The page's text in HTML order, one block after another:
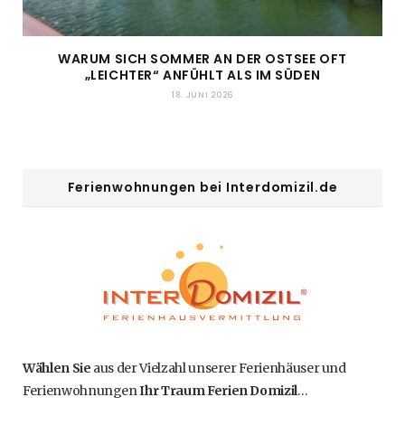
WARUM SICH SOMMER AN DER OSTSEE OFT
„LEICHTER“ ANFÜHLT ALS IM SÜDEN
18. JUNI 2026
Ferienwohnungen bei Interdomizil.de
Wählen Sie aus der Vielzahl unserer Ferienhäuser und
FerienwohnungenIhr Traum Ferien Domizil…